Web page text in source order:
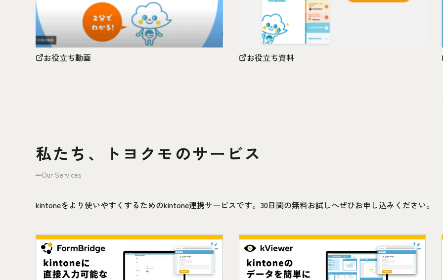
お役立ち動画 お役立ち資料
私たち、トヨクモのサービス
Our Services
kintoneをより使いやすくするためのkintone連携サービスです。30日間の無料お試しへぜひお申し込みください。